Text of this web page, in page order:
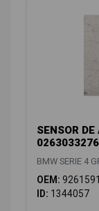
SENSOR
0263033276
BMW SERIE 4
OEM: 9261591
ID: 1344057